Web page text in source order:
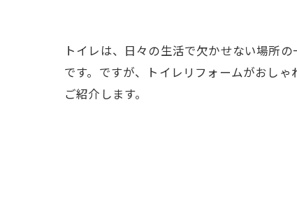
トイレは、日々の生活で欠かせない場所
です。ですが、トイレリフォームがおし
ご紹介します。